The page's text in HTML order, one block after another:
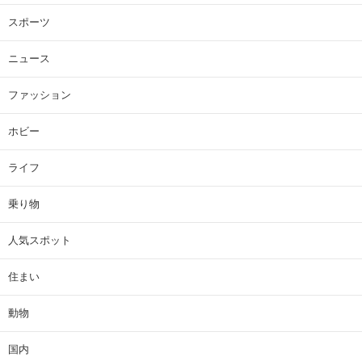
スポーツ
ニュース
ファッション
ホビー
ライフ
乗り物
人気スポット
住まい
動物
国内